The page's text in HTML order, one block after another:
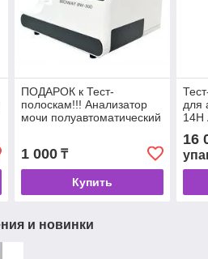
ПОДАРОК к Тест-
полоскам!!! Анализатор
мочи полуавтоматический
1 000₸
Купить
для
14Н
16
и новинки